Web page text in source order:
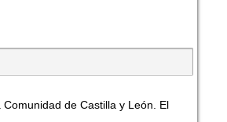
de Castilla y León. El